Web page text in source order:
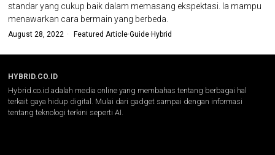
standar yang cukup baik dalam memasang ekspektasi. Ia mampu
menawarkan cara bermain yang berbeda.
August 28, 2022 Featured Article·Guide·Hybrid
HYBRID.CO.ID
Hybrid.co.id adalah media online yang membahas tentang berbagai hal
terkait gaya hidup digital. Mulai dari gadget sampai dengan informasi
tentang teknologi terkini seperti AI.